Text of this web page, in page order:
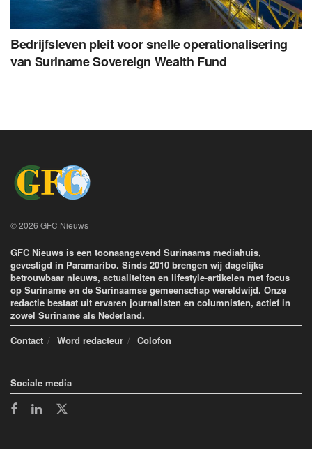
Bedrijfsleven pleit voor snelle operationalisering
van Suriname Sovereign Wealth Fund
© 2026 GFC Nieuws
GFC Nieuws is een toonaangevend Surinaams mediahuis,
gevestigd in Paramaribo. Sinds 2010 brengen wij dagelijks
betrouwbaar nieuws, actualiteiten en lifestyle-artikelen met focus
op Suriname en de Surinaamse gemeenschap wereldwijd. Onze
redactie bestaat uit ervaren journalisten en columnisten, actief in
zowel Suriname als Nederland.
Contact
Word redacteur Colofon
Sociale media